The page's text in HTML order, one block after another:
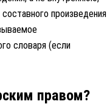
произведения
словаря (если
правом?